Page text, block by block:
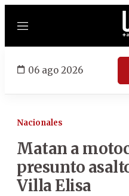
Menú
06 ago 2026
Nacionales
Matan a
presunto
Villa Elisa